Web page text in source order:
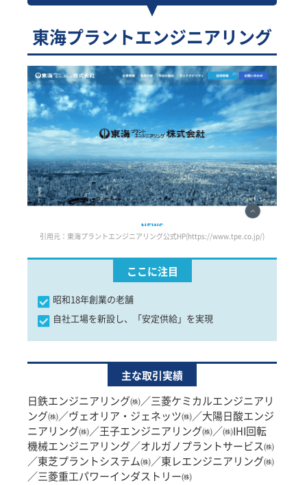
東海プラントエンジニアリング
引用元：東海プラントエンジニアリング公式HP(https://www.tpe.co.jp/)
ここに注目
昭和18年創業の老舗
自社工場を新設し、「安定供給」を実現
主な取引実績
日鉄エンジニアリング㈱／三菱ケミカルエンジニアリ
ング㈱／ヴェオリア・ジェネッツ㈱／大陽日酸エンジ
ニアリング㈱／王子エンジニアリング㈱／㈱IHI回転
機械エンジニアリング／オルガノプラントサービス㈱
／東芝プラントシステム㈱／東レエンジニアリング㈱
／三菱重工パワーインダストリー㈱